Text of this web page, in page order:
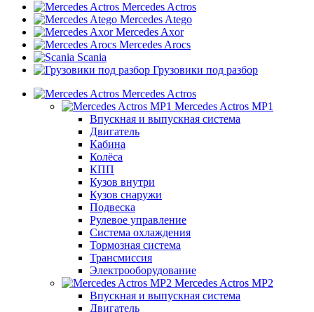
Mercedes Actros
Mercedes Atego
Mercedes Axor
Mercedes Arocs
Scania
Грузовики под разбор
Mercedes Actros
Mercedes Actros MP1
Впускная и выпускная система
Двигатель
Кабина
Колёса
КПП
Кузов внутри
Кузов снаружи
Подвеска
Рулевое управление
Система охлаждения
Тормозная система
Трансмиссия
Электрооборудование
Mercedes Actros MP2
Впускная и выпускная система
Двигатель